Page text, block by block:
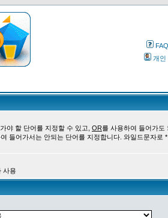
FAQ
개인
야 할 단어를 지정할 수 있고, OR를 사용하여 들어가도
들어가서는 안되는 단어를 지정합니다. 와일드문자로
사용